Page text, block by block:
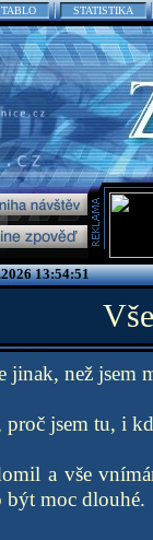
TABLO STATISTIKA
13:54:51
jinak, než jsem
jsem tu, i
a vše
moc dlouhé.